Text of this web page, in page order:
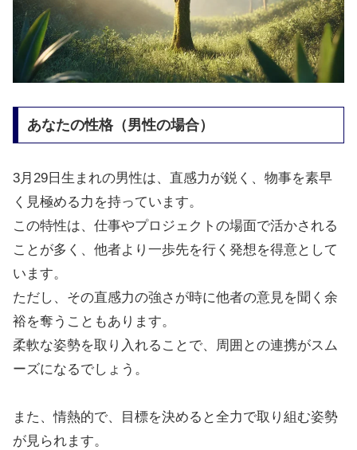
あなたの性格（男性の場合）
3月29日生まれの男性は、直感力が鋭く、物事を素早
く見極める力を持っています。
この特性は、仕事やプロジェクトの場面で活かされる
ことが多く、他者より一歩先を行く発想を得意として
います。
ただし、その直感力の強さが時に他者の意見を聞く余
裕を奪うこともあります。
柔軟な姿勢を取り入れることで、周囲との連携がスム
ーズになるでしょう。
また、情熱的で、目標を決めると全力で取り組む姿勢
が見られます。